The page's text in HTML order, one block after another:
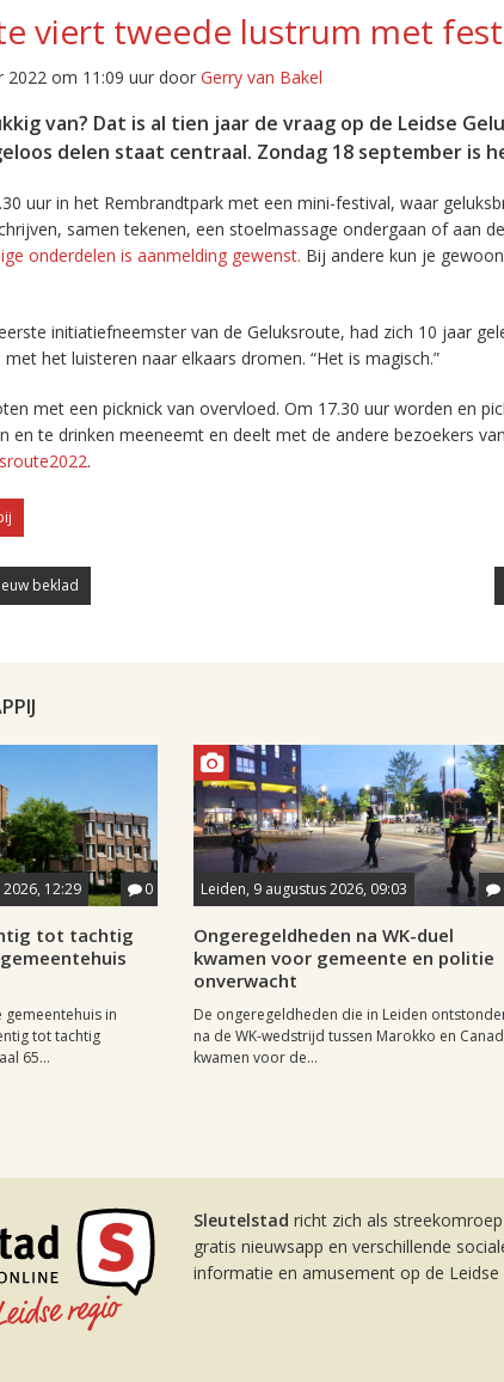
viert tweede lustrum met
2022 om 11:09 uur door Gerry van Bakel
van? Dat is al tien jaar de vraag op de Leidse
delen staat centraal. Zondag 18 september is
uur in het Rembrandtpark met een mini-festival, waar
samen tekenen, een stoelmassage ondergaan of aan
onderdelen is aanmelding gewenst. Bij andere kun je
initiatiefneemster van de Geluksroute, had zich 10 jaar
het luisteren naar elkaars dromen. “Het is magisch.”
met een picknick van overvloed. Om 17.30 uur worden en
en te drinken meeneemt en deelt met de andere bezoekers
.
beklad
12:29 0
tot tachtig
in
tot tachtig
65...
Leiden, 9 augustus 2026, 09:03
Ongeregeldheden na WK-duel
kwamen voor gemeente en politie
onverwacht
De ongeregeldheden die in Leiden
na de WK-wedstrijd tussen Marokko en
kwamen voor de...
Sleutelstad richt zich als
gratis nieuwsapp en verschillende
informatie en amusement op de Leidse